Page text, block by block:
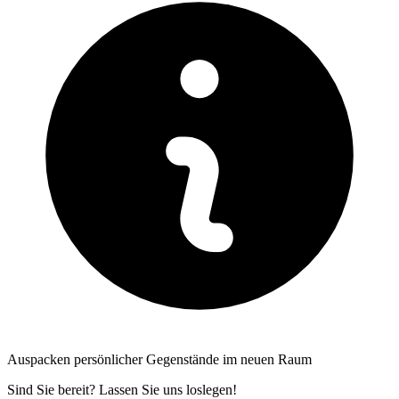
Auspacken persönlicher Gegenstände im neuen Raum
Sind Sie bereit? Lassen Sie uns loslegen!